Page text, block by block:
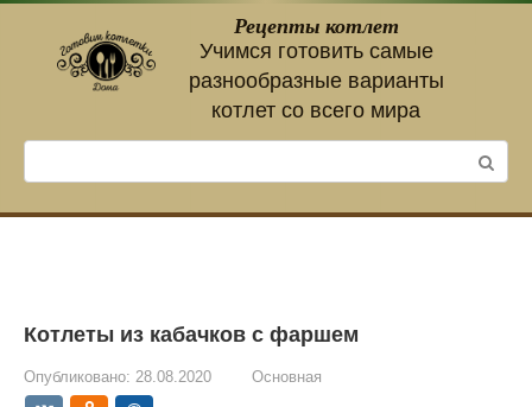
контенту
Рецепты котлет
Учимся готовить самые
разнообразные варианты
котлет со всего мира
Котлеты из кабачков с фаршем
Опубликовано: 28.08.2020 Основная